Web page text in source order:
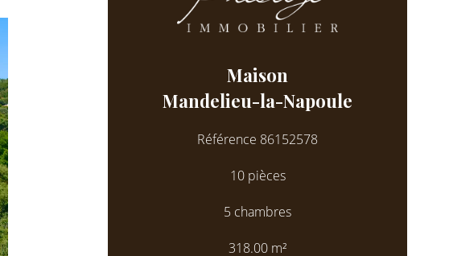
Maison
Mandelieu-la-Napoule
Référence 86152578
10 pièces
5 chambres
318.00 m²